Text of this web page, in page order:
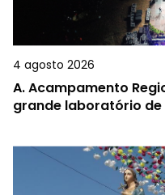
4 agosto 2026
A.Acampamento
grande laboratório de